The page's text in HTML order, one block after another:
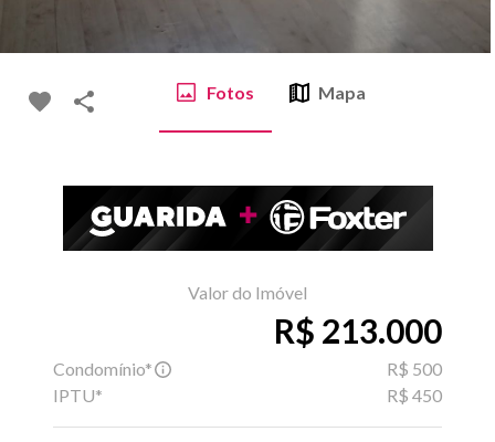
Fotos Mapa
Valor do Imóvel
R$ 213.000
Condomínio*
R$ 500
IPTU*
R$ 450